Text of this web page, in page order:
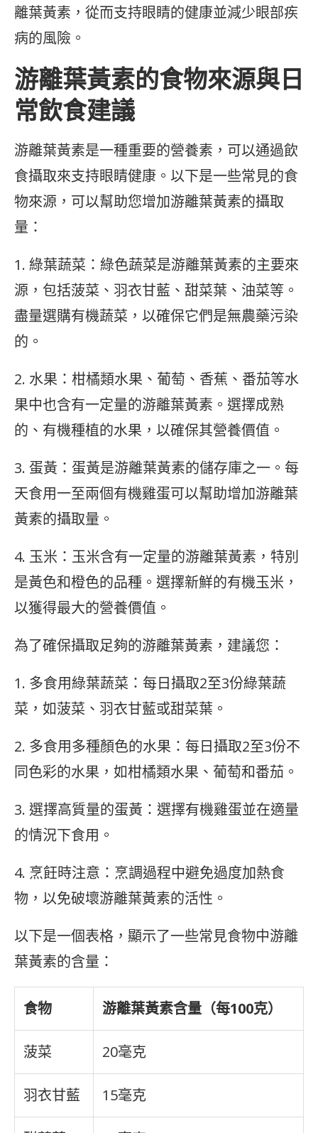
離葉黃素，從而支持眼睛的健康並減少眼部疾
病的風險。
游離葉黃素的食物來源與日
常飲食建議
游離葉黃素是一種重要的營養素，可以通過飲
食攝取來支持眼睛健康。以下是一些常見的食
物來源，可以幫助您增加游離葉黃素的攝取
量：
1. 綠葉蔬菜：綠色蔬菜是游離葉黃素的主要來
源，包括菠菜、羽衣甘藍、甜菜葉、油菜等。
盡量選購有機蔬菜，以確保它們是無農藥污染
的。
2. 水果：柑橘類水果、葡萄、香蕉、番茄等水
果中也含有一定量的游離葉黃素。選擇成熟
的、有機種植的水果，以確保其營養價值。
3. 蛋黃：蛋黃是游離葉黃素的儲存庫之一。每
天食用一至兩個有機雞蛋可以幫助增加游離葉
黃素的攝取量。
4. 玉米：玉米含有一定量的游離葉黃素，特別
是黃色和橙色的品種。選擇新鮮的有機玉米，
以獲得最大的營養價值。
為了確保攝取足夠的游離葉黃素，建議您：
1. 多食用綠葉蔬菜：每日攝取2至3份綠葉蔬
菜，如菠菜、羽衣甘藍或甜菜葉。
2. 多食用多種顏色的水果：每日攝取2至3份不
同色彩的水果，如柑橘類水果、葡萄和番茄。
3. 選擇高質量的蛋黃：選擇有機雞蛋並在適量
的情況下食用。
4. 烹飪時注意：烹調過程中避免過度加熱食
物，以免破壞游離葉黃素的活性。
以下是一個表格，顯示了一些常見食物中游離
葉黃素的含量：
食物 游離葉黃素含量（每100克）
菠菜 20毫克
羽衣甘藍 15毫克